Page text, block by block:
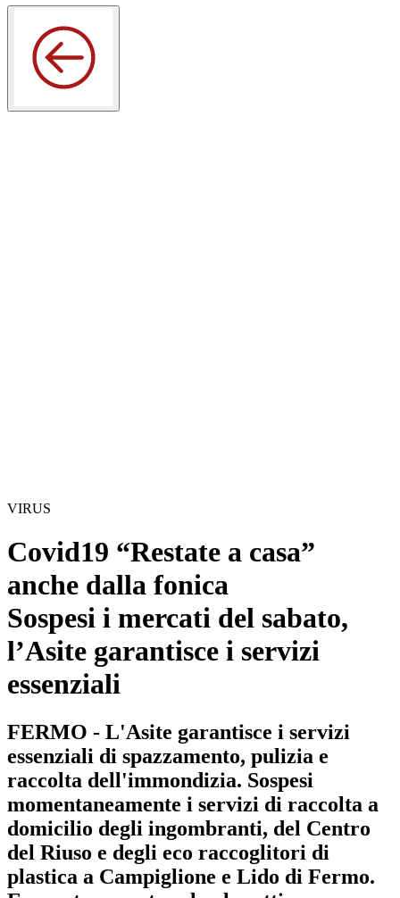
VIRUS
Covid19 “Restate a casa”
anche dalla fonica
Sospesi i mercati del sabato,
l’Asite garantisce i servizi
essenziali
FERMO - L'Asite garantisce i servizi
essenziali di spazzamento, pulizia e
raccolta dell'immondizia. Sospesi
momentaneamente i servizi di raccolta a
domicilio degli ingombranti, del Centro
del Riuso e degli eco raccoglitori di
plastica a Campiglione e Lido di Fermo.